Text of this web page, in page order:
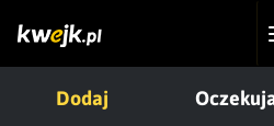
Dodaj